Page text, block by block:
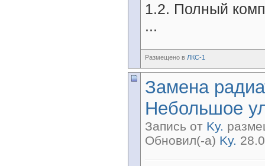
1.2. Полный
...
Размещено в ЛКС-1
Замена
Небольшое
Запись от Ky.
Обновил(-а) Ky.